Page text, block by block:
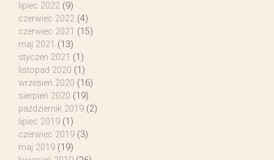
lipiec 2022 (9)
czerwiec 2022 (4)
czerwiec 2021 (15)
maj 2021 (13)
styczeń 2021 (1)
listopad 2020 (1)
wrzesień 2020 (16)
sierpień 2020 (19)
październik 2019 (2)
lipiec 2019 (1)
czerwiec 2019 (3)
maj 2019 (19)